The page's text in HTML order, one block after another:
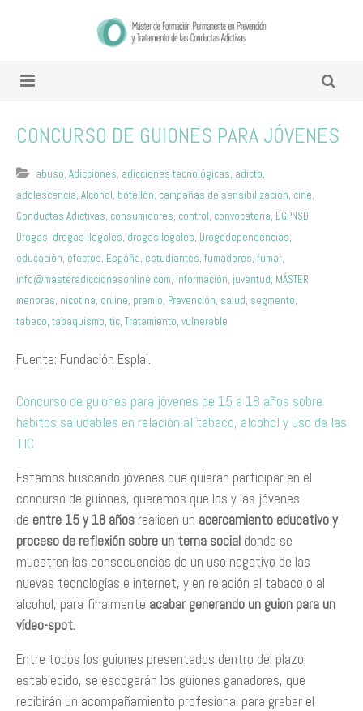
CONCURSO DE GUIONES PARA JÓVENES
abuso, Adicciones, adicciones tecnológicas, adicto,
adolescencia, Alcohol, botellón, campañas de sensibilización, cine,
Conductas Adictivas, consumidores, control, convocatoria, DGPNSD,
Drogas, drogas ilegales, drogas legales, Drogodependencias,
educación, efectos, España, estudiantes, fumadores, fumar,
info@masteradiccionesonline.com, información, juventud, MÁSTER,
menores, nicotina, online, premio, Prevención, salud, segmento,
tabaco, tabaquismo, tic, Tratamiento, vulnerable
Fuente: Fundación Esplai.
Concurso de guiones para jóvenes de 15 a 18 años sobre
hábitos saludables en relación al tabaco, alcohol y uso de las
TIC
Estamos buscando jóvenes que quieran participar en el
concurso de guiones, queremos que los y las jóvenes
de entre 15 y 18 años realicen un acercamiento educativo y
proceso de reflexión sobre un tema social donde se
muestren las consecuencias de un uso negativo de las
nuevas tecnologías e internet, y en relación al tabaco o al
alcohol, para finalmente acabar generando un guion para un
vídeo-spot.
Entre todos los guiones presentados dentro del plazo
establecido, se escogerán los guiones ganadores, que
recibirán un acompañamiento profesional para grabar el